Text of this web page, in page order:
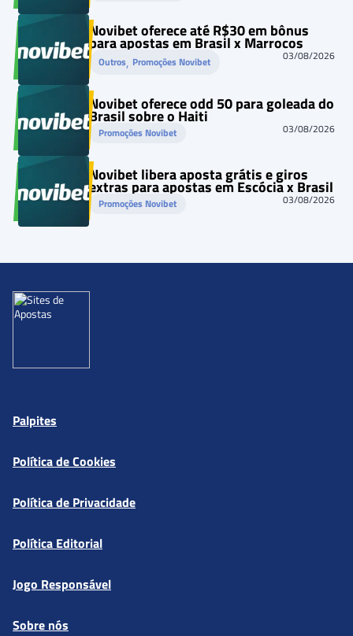
Novibet oferece até R$30 em bônus
para apostas em Brasil x Marrocos
Outros, Promoções Novibet 03/08/2026
Novibet oferece odd 50 para goleada do
Brasil sobre o Haiti
Promoções Novibet 03/08/2026
Novibet libera aposta grátis e giros
extras para apostas em Escócia x Brasil
Promoções Novibet 03/08/2026
Palpites
Política de Cookies
Política de Privacidade
Política Editorial
Jogo Responsável
Sobre nós